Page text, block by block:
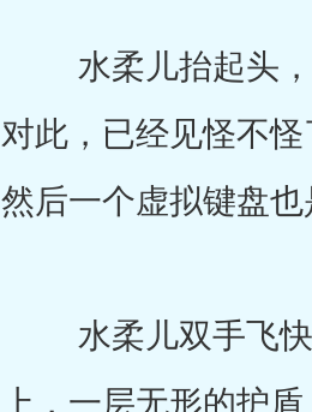
水柔儿抬起头，
对此，已经见怪不
然后一个虚拟键盘也
水柔儿双手飞快
上，一层无形的护